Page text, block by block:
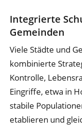
Integrierte
Gemeinden
Viele Städte und
kombinierte
Kontrolle,
Eingriffe, etwa in
stabile
etablieren und